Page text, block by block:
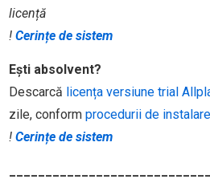
licență
! Cerințe de sistem
Ești absolvent?
Descarcă licența versiune trial
zile, conform procedurii de instalare
! Cerințe de sistem